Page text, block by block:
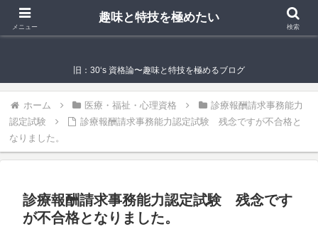
趣味と特技を極めたい
旧：30‘s 資格論〜趣味と特技を極めるブログ
ホーム 医療・福祉・心理資格
診療報酬請求事務能力
認定試験
診療報酬請求事務能力認定試験 残念ですが不合格と
なりました。
診療報酬請求事務能力認定試験 残念です
が不合格となりました。
メニュー
趣味と特技を極めたい
検索